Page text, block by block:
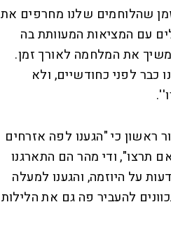
s
e
n
r
a
i
שהלוחמים שלנו מחרפים את
עם המציאות המעוותת בה
את המלחמה לאורך זמן.
לפני כחודשיים, ולא
ראשון כי "הגענו לפה אזרחים
תרצו", ודי מהר הם התארגנו
על היוזמה, והגענו למעלה
להעביר פה גם את הלילות